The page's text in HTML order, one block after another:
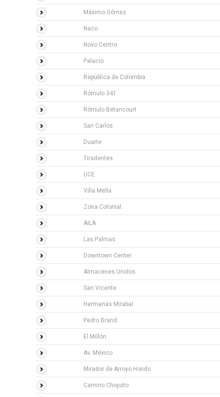
Máximo Gómez
Naco
Novo Centro
Palacio
República de Colombia
Rómulo 341
Rómulo Betancourt
San Carlos
Duarte
Tiradentes
UCE
Villa Mella
Zona Colonial
AILA
Las Palmas
Downtown Center
Almacenes Unidos
San Vicente
Hermanas Mirabal
Pedro Brand
El Millón
Av. México
Mirador de Arroyo Hondo
Camino Chiquito